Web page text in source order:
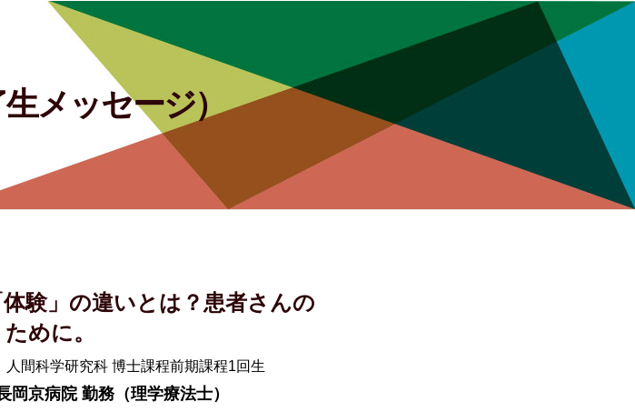
メッセージ）
体験」の違いとは？患者さんの
めに。
人間科学研究科 博士課程前期課程1回生
岡京病院 勤務（理学療法士）